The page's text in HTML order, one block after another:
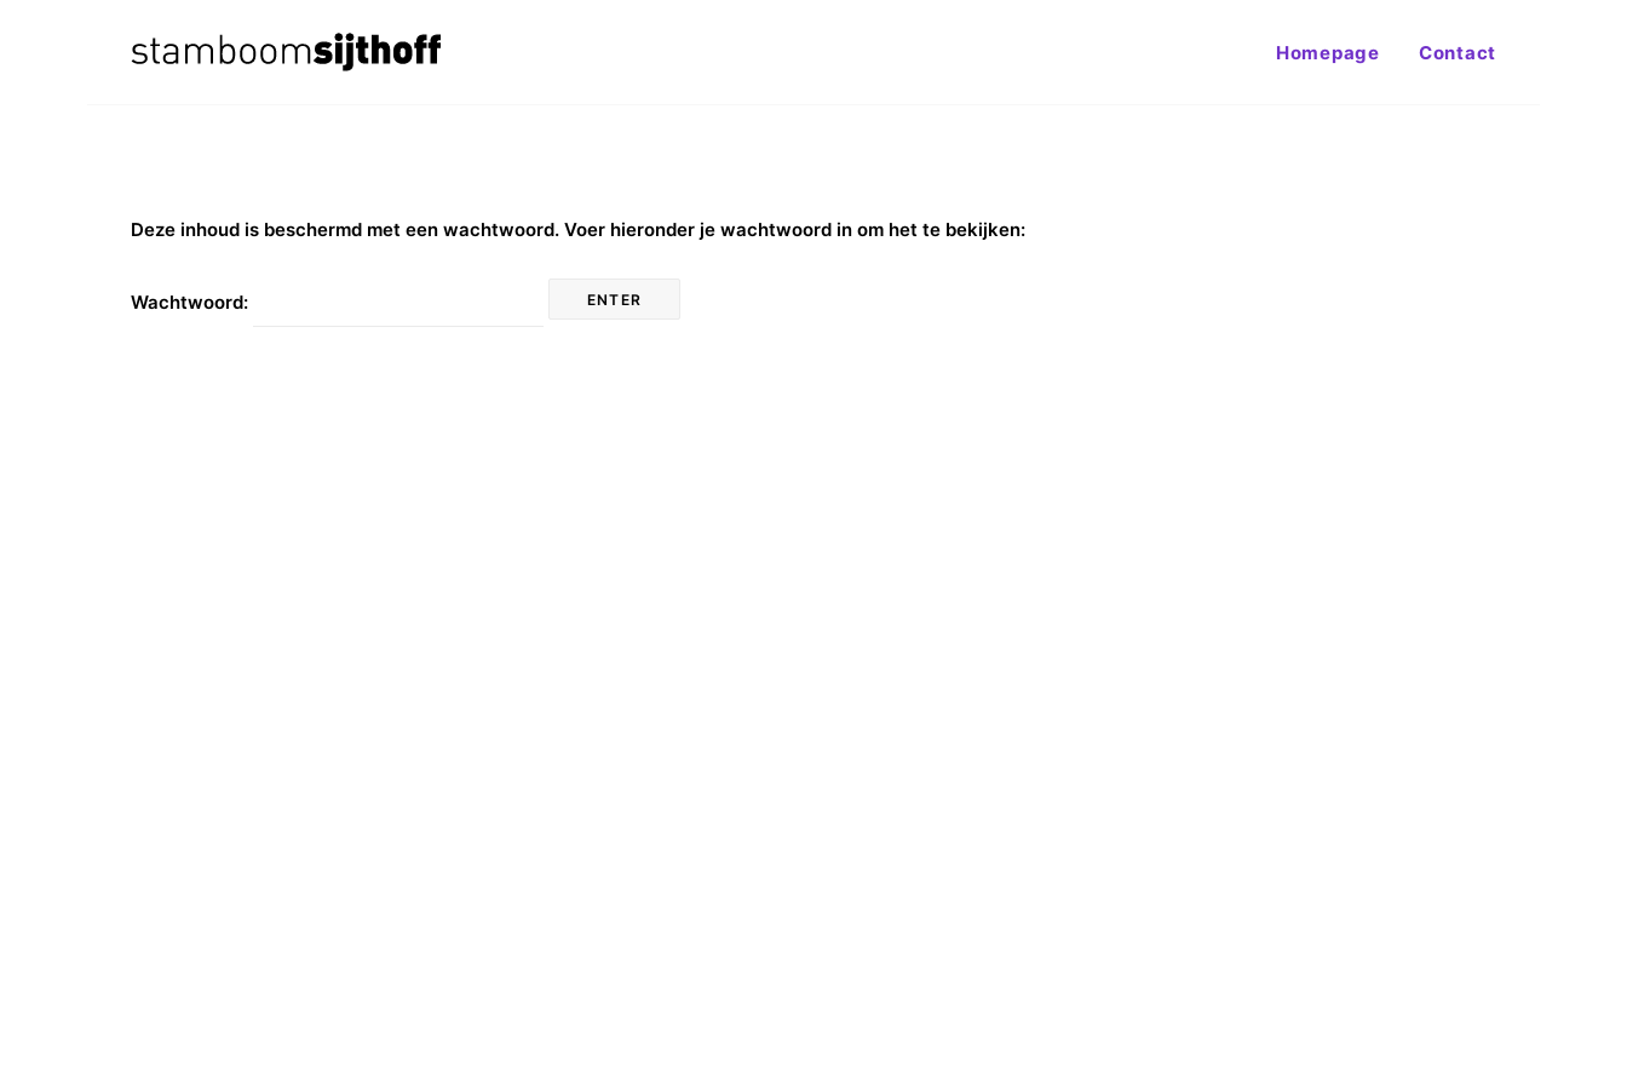
Homepage Contact
Deze inhoud is beschermd met een wachtwoord. Voer hieronder je wachtwoord in om het te bekijken:
Wachtwoord: